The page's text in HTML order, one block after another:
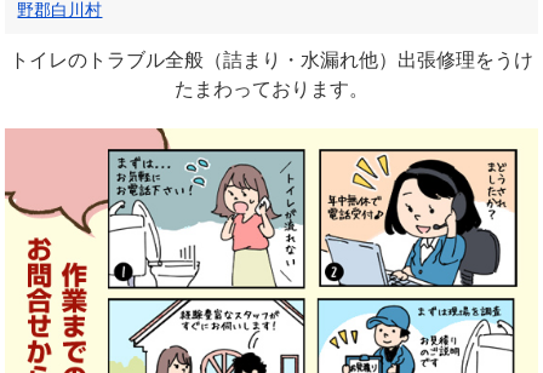
野郡白川村
トイレのトラブル全般（詰まり・水漏れ他）出張修理をうけ
たまわっております。